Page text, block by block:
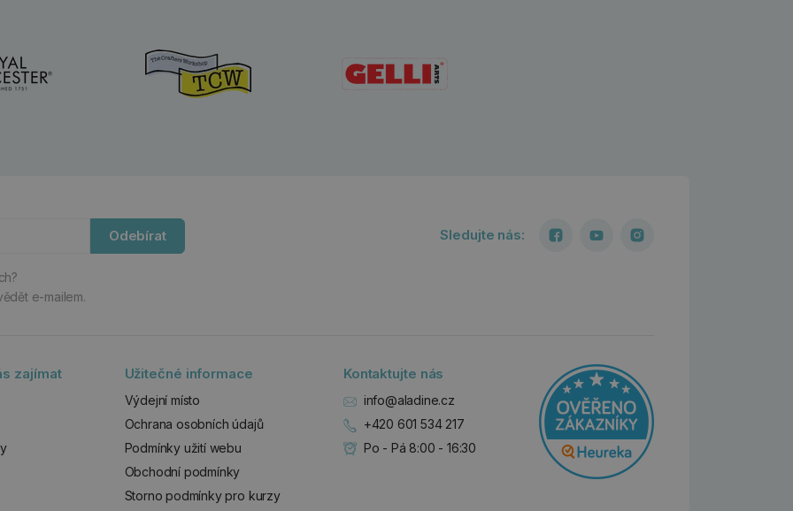
Odebírat
e-mailem.
Sledujte nás:
zajímat Užitečné informace
Výdejní místo
Ochrana osobních údajů
Podmínky užití webu
Obchodní podmínky
Storno podmínky pro kurzy
Kontaktujte nás
info@aladine.cz
+420 601 534 217
Po - Pá 8:00 - 16:30